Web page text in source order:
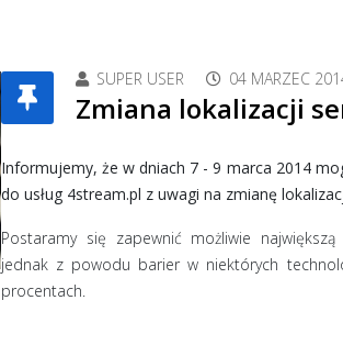
SUPER USER 04 MARZEC
Zmiana lokalizacji
Informujemy, że w dniach 7 - 9 marca 2014
do usług 4stream.pl z uwagi na zmianę
Postaramy się zapewnić możliwie
jednak z powodu barier w niektórych
procentach.